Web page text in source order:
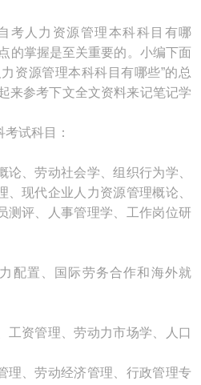
人力资源管理本科科目有哪
的掌握是至关重要的。小编下面
资源管理本科科目有哪些”的总
来参考下文全文资料来记笔记学
试科目：
、劳动社会学、组织行为学、
现代企业人力资源管理概论、
测评、人事管理学、工作岗位研
置、国际劳务合作和海外就
资管理、劳动力市场学、人口
、劳动经济管理、行政管理专